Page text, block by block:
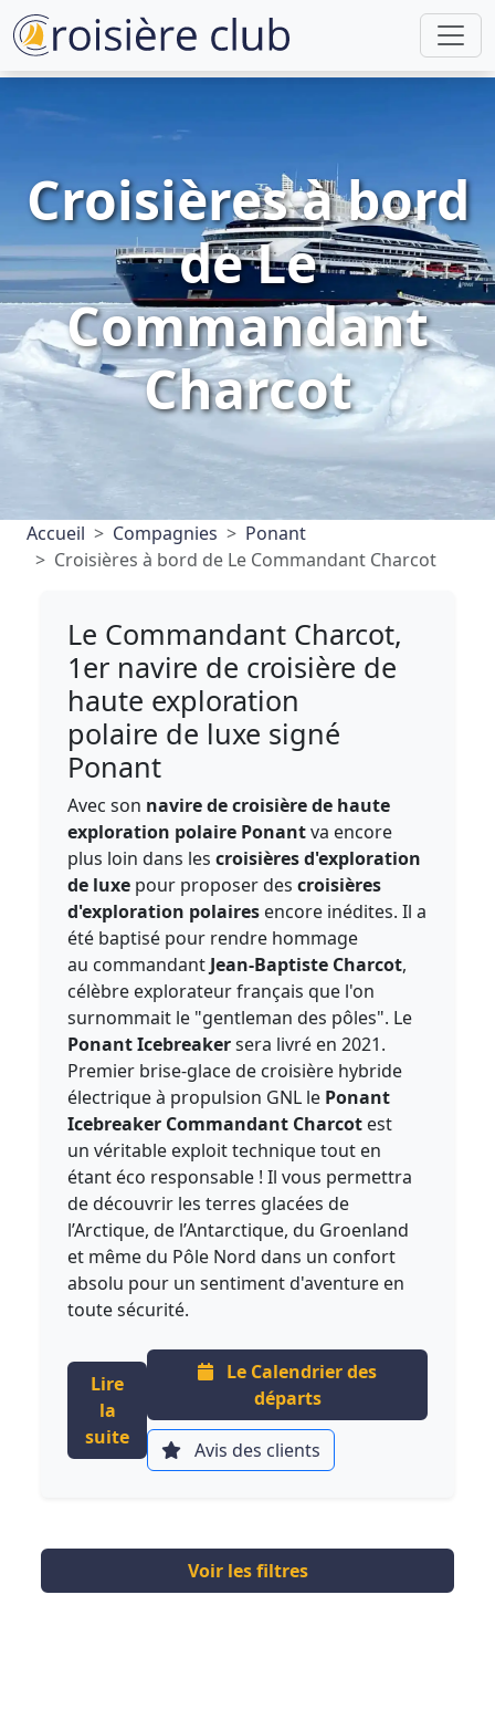
Croisières à bord
de Le
Commandant
Charcot
Accueil Compagnies
Ponant
Croisières à bord de Le Commandant Charcot
Le Commandant Charcot,
1er navire de croisière de
haute exploration
polaire de luxe signé
Ponant
Avec son navire de croisière de haute
exploration polaire Ponantva encore
plus loin dans lescroisières d'exploration
de luxe pour proposer descroisières
d'exploration polaires encore inédites. Il a
été baptisé pour rendre hommage
au commandant Jean-Baptiste Charcot,
célèbre explorateur français que l'on
surnommait le "gentleman des pôles". Le
Ponant Icebreakersera livré en 2021.
Premier brise-glace de croisière hybride
électrique à propulsion GNL le Ponant
Icebreaker Commandant Charcot est
un véritable exploit technique tout en
étant éco responsable ! Il vous permettra
de découvrir les terres glacées de
l’Arctique, de l’Antarctique, du Groenland
et même du Pôle Nord dans un confort
absolu pour un sentiment d'aventure en
toute sécurité.
Lire
la
suite
Le Calendrier des
départs
Avis des clients
Voir les filtres